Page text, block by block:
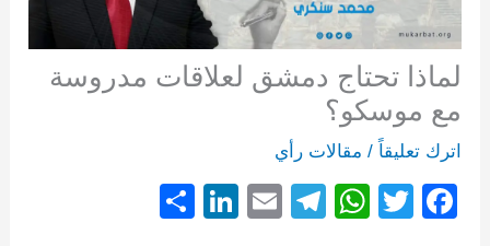
لماذا تحتاج دمشق لعلاقات مدروسة
مع موسكو؟
اترك تعليقاً / مقالات رأي
F
T
W
T
E
Li